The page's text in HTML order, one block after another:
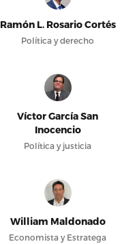
Ramón L. Rosario Cortés
Política y derecho
Víctor García San
Inocencio
Política y justicia
William Maldonado
Economista y Estratega